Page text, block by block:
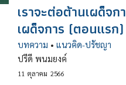
เราจะต่อต้านเผด็จ
เผด็จการ (ตอนแรก)
บทความ • แนวคิด-ปรัชญา
ปรีดี พนมยงค์
11 ตุลาคม 2566